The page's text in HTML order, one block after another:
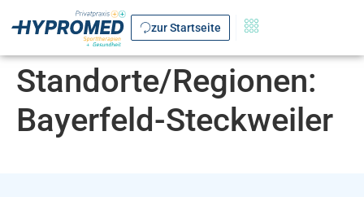
zur Startseite
Standorte/Regionen:
Bayerfeld-Steckweiler